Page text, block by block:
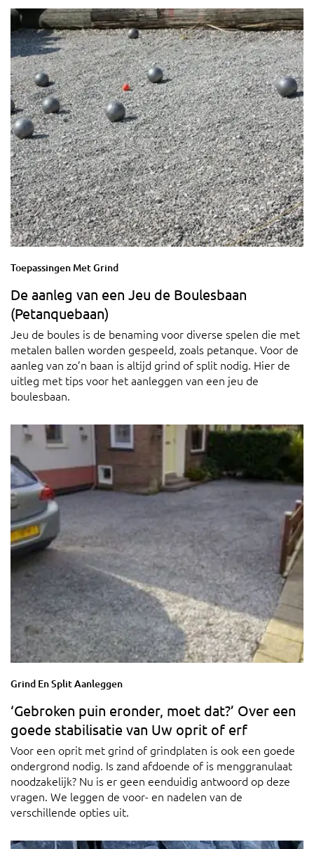
Toepassingen Met Grind
De aanleg van een Jeu de Boulesbaan
(Petanquebaan)
Jeu de boules is de benaming voor diverse spelen die met
metalen ballen worden gespeeld, zoals petanque. Voor de
aanleg van zo’n baan is altijd grind of split nodig. Hier de
uitleg met tips voor het aanleggen van een jeu de
boulesbaan.
Grind En Split Aanleggen
‘Gebroken puin eronder, moet dat?’ Over een
goede stabilisatie van Uw oprit of erf
Voor een oprit met grind of grindplaten is ook een goede
ondergrond nodig. Is zand afdoende of is menggranulaat
noodzakelijk? Nu is er geen eenduidig antwoord op deze
vragen. We leggen de voor- en nadelen van de
verschillende opties uit.